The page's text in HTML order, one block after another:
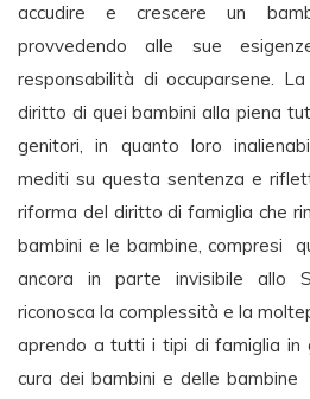
accudire e crescere un
provvedendo alle sue
responsabilità di occuparsene.
diritto di quei bambini alla piena
genitori, in quanto loro
mediti su questa sentenza e
riforma del diritto di famiglia che
bambini e le bambine, compresi
ancora in parte invisibile allo
riconosca la complessità e la
aprendo a tutti i tipi di famiglia in
cura dei bambini e delle